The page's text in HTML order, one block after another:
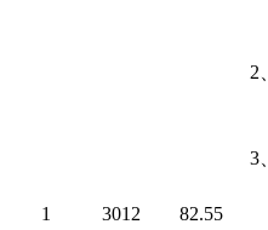
1 3012 82.55
2
3